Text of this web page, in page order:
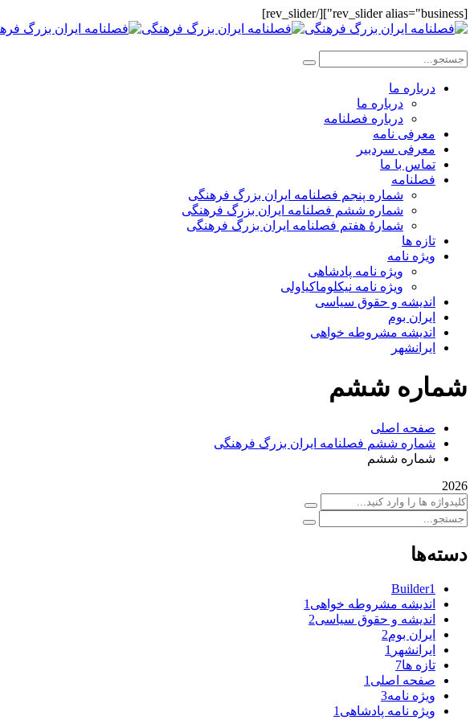
[rev_slider alias="business"][/rev_slider]
درباره ما
درباره ما
درباره فصلنامه
معرفی نامه
معرفی سردبیر
تماس با ما
فصلنامه
شماره پنجم فصلنامه ایران بزرگ فرهنگی
شماره ششم فصلنامه ایران بزرگ فرهنگی
شمارهٔ هفتم فصلنامه ایران بزرگ فرهنگی
تازه ها
ویژه نامه
ویژه نامه پادشاهی
ویژه نامه نیکلوماکیاولی
اندیشه و حقوق سیاسی
ایران بوم
اندیشه مشروطه خواهی
ایرانشهر
شماره ششم
صفحه اصلی
شماره ششم فصلنامه ایران بزرگ فرهنگی
شماره ششم
2026
دسته‌ها
Builder1
اندیشه مشروطه خواهی 1
اندیشه و حقوق سیاسی2
ایران بوم2
ایرانشهر 1
تازه ها7
صفحه اصلی 1
ویژه نامه3
ویژه نامه پادشاهی 1